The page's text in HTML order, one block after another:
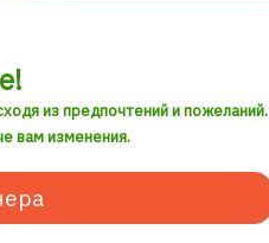
из предпочтений и пожеланий.
вам изменения.